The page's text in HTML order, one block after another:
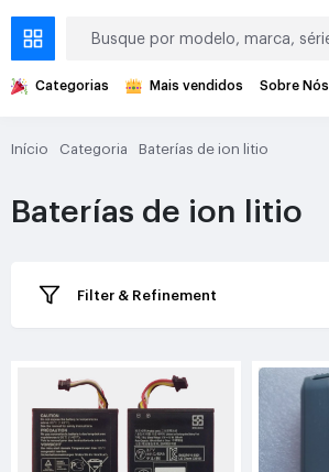
Categorias Mais vendidos Sobre Nós
Início Categoria Baterías de ion litio
Baterías de ion litio
Filter & Refinement